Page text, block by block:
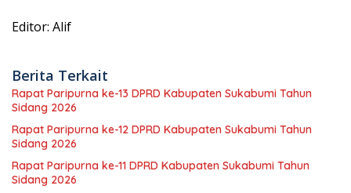
Editor: Alif
Berita Terkait
Rapat Paripurna ke-13 DPRD Kabupaten Sukabumi Tahun
Sidang 2026
Rapat Paripurna ke-12 DPRD Kabupaten Sukabumi Tahun
Sidang 2026
Rapat Paripurna ke-11 DPRD Kabupaten Sukabumi Tahun
Sidang 2026